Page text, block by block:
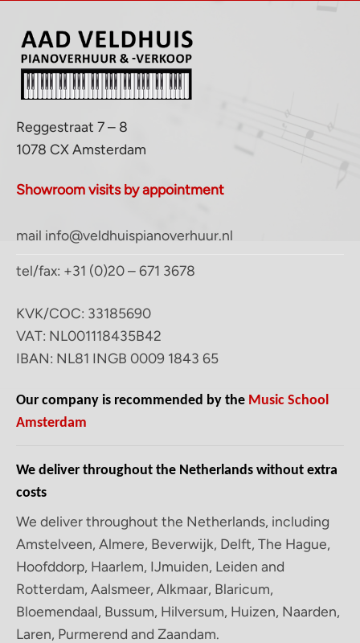
Reggestraat 7 – 8
1078 CX Amsterdam
Showroom visits by appointment
mail info@veldhuispianoverhuur.nl
tel/fax: +31 (0)20 – 671 3678
KVK/COC: 33185690
VAT: NL001118435B42
IBAN: NL81 INGB 0009 1843 65
Our company is recommended by the Music School
Amsterdam
We deliver throughout the Netherlands without extra
costs
We deliver throughout the Netherlands, including
Amstelveen, Almere, Beverwijk, Delft, The Hague,
Hoofddorp, Haarlem, IJmuiden, Leiden and
Rotterdam, Aalsmeer, Alkmaar, Blaricum,
Bloemendaal, Bussum, Hilversum, Huizen, Naarden,
Laren, Purmerend and Zaandam.